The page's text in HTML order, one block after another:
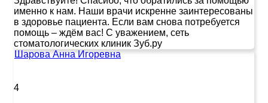
именно к нам. Наши врачи искренне заинтересованы
в здоровье пациента. Если вам снова потребуется
помощь – ждём вас! С уважением, сеть
стоматологических клиник Зуб.ру
Шарова Анна Игоревна
4